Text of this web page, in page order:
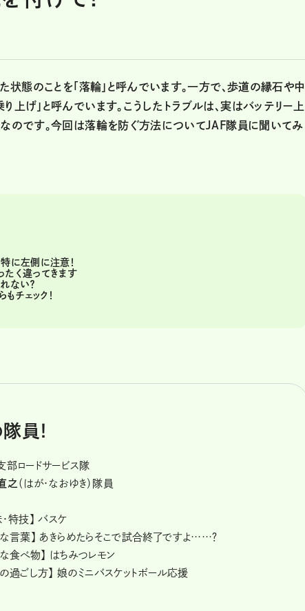
態のことを「落輪」と呼んでいます。一方で、歩道の縁石や中
げ」と呼んでいます。こうしたトラブルは、実はバッテリー上
のです。今回は落輪を防ぐ方法についてJAF隊員に聞いてみ
に左側に注意！
く違ってきます
ない？
チェック！
員！
部ロードサービス隊
之 （はが・なおゆき）隊員
・特技】 バスケ
な言葉】 あきらめたらそこで試合終了ですよ……？
な食べ物】 はちみつレモン
の過ごし方】 娘のミニバスケットボール応援